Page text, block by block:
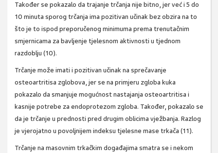
Također se pokazalo da trajanje trčanja nije bitno, jer već i 5 do
10 minuta sporog trčanja ima pozitivan učinak bez obzira na to
što je to ispod preporučenog minimuma prema trenutačnim
smjernicama za bavljenje tjelesnom aktivnosti u tjednom
razdoblju (10).
Trčanje može imati i pozitivan učinak na sprečavanje
osteoartritisa zglobova, jer se na primjeru zgloba kuka
pokazalo da smanjuje mogućnost nastajanja osteoartritisa i
kasnije potrebe za endoprotezom zgloba. Također, pokazalo se
da je trčanje u prednosti pred drugim oblicima vježbanja. Razlog
je vjerojatno u povoljnijem indeksu tjelesne mase trkača (11).
Trčanje na masovnim trkačkim događajima smatra se i nekom